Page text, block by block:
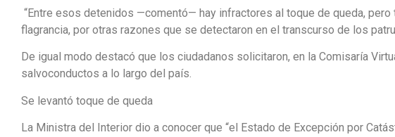
“Entre esos detenidos —comentó— hay infractores al toque de queda,
flagrancia, por otras razones que se detectaron en el transcurso de los
De igual modo destacó que los ciudadanos solicitaron, en la Comisaría
salvoconductos a lo largo del país.
Se levantó toque de queda
La Ministra del Interior dio a conocer que “el Estado de Excepción por